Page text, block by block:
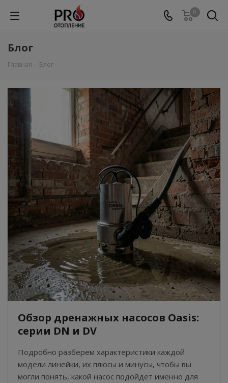
0
Блог
Главная - Блог
Обзор дренажных насосов Oasis:
серии DN и DV
Подробно разберем характеристики каждой
модели линейки, их плюсы и минусы, чтобы вы
могли понять, какой насос подойдет именно для